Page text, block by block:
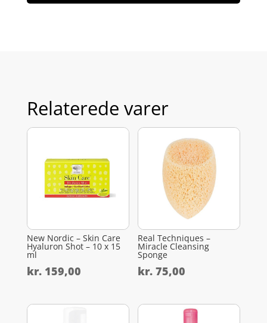
Relaterede varer
New Nordic – Skin Care
Hyaluron Shot – 10 x 15
ml
kr.159,00
Real Techniques –
Miracle Cleansing
Sponge
kr. 75,00